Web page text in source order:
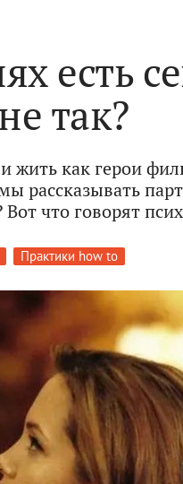
есть
так?
жить как герои
рассказывать
что говорят
Практики how to